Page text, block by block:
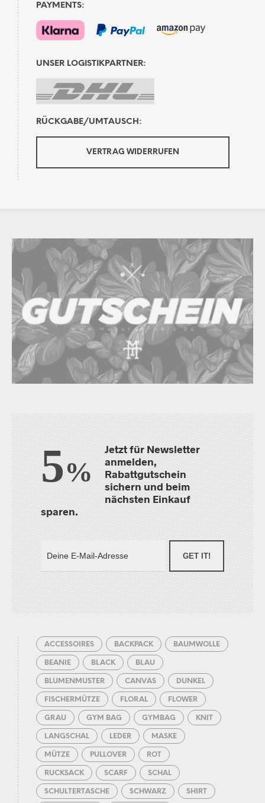
PAYMENTS:
UNSER LOGISTIKPARTNER:
RÜCKGABE/UMTAUSCH:
VERTRAG WIDERRUFEN
5%
Jetzt für Newsletter
anmelden,
Rabattgutschein
sichern und beim
nächsten Einkauf
sparen.
GET IT!
ACCESSOIRES BACKPACK BAUMWOLLE
BEANIE BLACK BLAU
BLUMENMUSTER CANVAS DUNKEL
FISCHERMÜTZE FLORAL FLOWER
GRAU GYM BAG GYMBAG KNIT
LANGSCHAL LEDER MASKE
MÜTZE PULLOVER ROT
RUCKSACK SCARF SCHAL
SCHULTERTASCHE SCHWARZ SHIRT